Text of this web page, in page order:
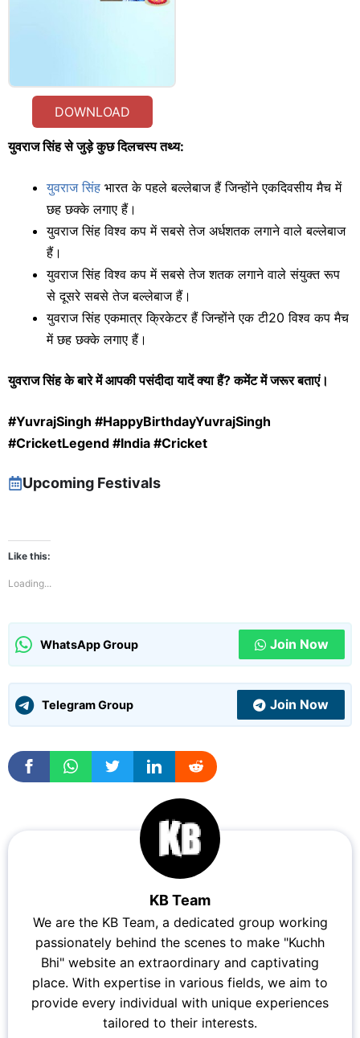
DOWNLOAD
युवराज सिंह से जुड़े कुछ दिलचस्प तथ्य:
युवराज सिंह भारत के पहले बल्लेबाज हैं जिन्होंने एकदिवसीय मैच में
छह छक्के लगाए हैं।
युवराज सिंह विश्व कप में सबसे तेज अर्धशतक लगाने वाले बल्लेबाज
हैं।
युवराज सिंह विश्व कप में सबसे तेज शतक लगाने वाले संयुक्त रूप
से दूसरे सबसे तेज बल्लेबाज हैं।
युवराज सिंह एकमात्र क्रिकेटर हैं जिन्होंने एक टी20 विश्व कप मैच
में छह छक्के लगाए हैं।
युवराज सिंह के बारे में आपकी पसंदीदा यादें क्या हैं? कमेंट में जरूर बताएं।
#YuvrajSingh #HappyBirthdayYuvrajSingh
#CricketLegend #India #Cricket
Upcoming Festivals
Like this:
Loading...
WhatsApp Group Join Now
Telegram Group Join Now
KB Team
We are the KB Team, a dedicated group working
passionately behind the scenes to make "Kuchh
Bhi" website an extraordinary and captivating
place. With expertise in various fields, we aim to
provide every individual with unique experiences
tailored to their interests.